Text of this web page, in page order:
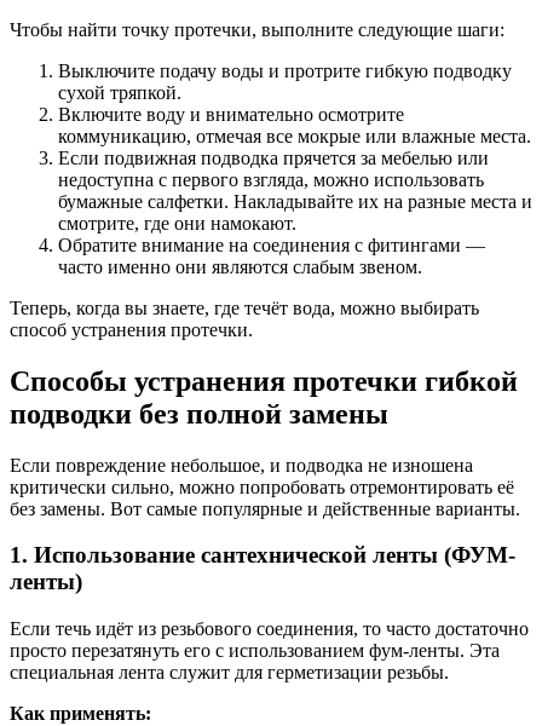
Чтобы найти точку протечки, выполните следующие шаги:
Выключите подачу воды и протрите гибкую подводку
сухой тряпкой.
Включите воду и внимательно осмотрите
коммуникацию, отмечая все мокрые или влажные места.
Если подвижная подводка прячется за мебелью или
недоступна с первого взгляда, можно использовать
бумажные салфетки. Накладывайте их на разные места и
смотрите, где они намокают.
Обратите внимание на соединения с фитингами —
часто именно они являются слабым звеном.
Теперь, когда вы знаете, где течёт вода, можно выбирать
способ устранения протечки.
Способы устранения протечки гибкой
подводки без полной замены
Если повреждение небольшое, и подводка не изношена
критически сильно, можно попробовать отремонтировать её
без замены. Вот самые популярные и действенные варианты.
1. Использование сантехнической ленты (ФУМ-
ленты)
Если течь идёт из резьбового соединения, то часто достаточно
просто перезатянуть его с использованием фум-ленты. Эта
специальная лента служит для герметизации резьбы.
Как применять: